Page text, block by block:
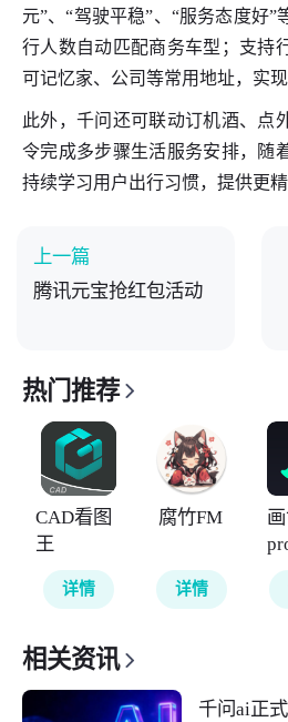
元”、“驾驶平稳”、“服务态度好
行人数自动匹配商务车型；支持
可记忆家、公司等常用地址，实现
此外，千问还可联动订机酒、点
令完成多步骤生活服务安排，随
持续学习用户出行习惯，提供更
上一篇
腾讯元宝抢红包活动
热门推荐
CAD看图
王
详情
腐竹FM
详情
相关资讯
千问ai正